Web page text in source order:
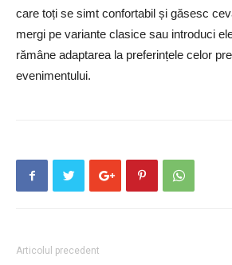
care toți se simt confortabil și găsesc
mergi pe variante clasice sau introduci
rămâne adaptarea la preferințele celor
evenimentului.
Articolul precedent